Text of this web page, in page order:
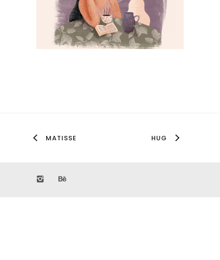
MATISSE HUG